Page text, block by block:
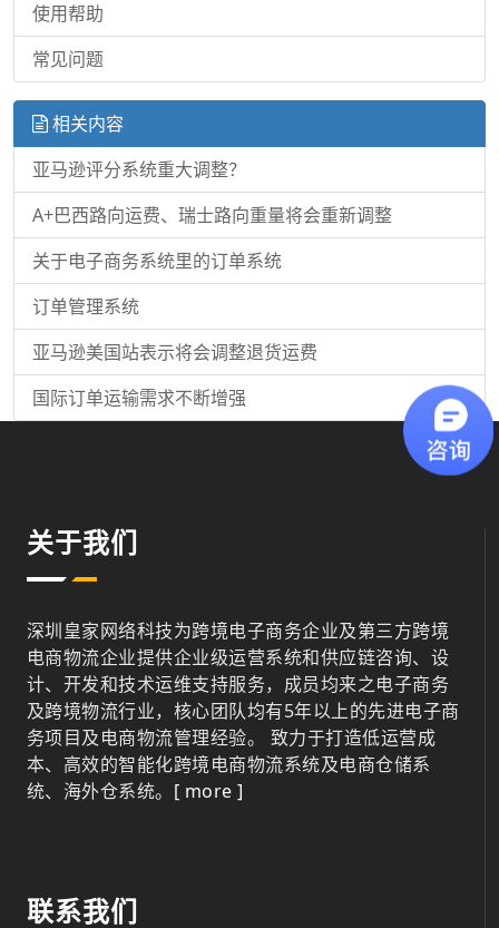
使用帮助
常见问题
相关内容
亚马逊评分系统重大调整？
A+巴西路向运费、瑞士路向重量将会重新调整
关于电子商务系统里的订单系统
订单管理系统
亚马逊美国站表示将会调整退货运费
国际订单运输需求不断增强
关于我们
深圳皇家网络科技为跨境电子商务企业及第三方跨境
电商物流企业提供企业级运营系统和供应链咨询、设
计、开发和技术运维支持服务，成员均来之电子商务
及跨境物流行业，核心团队均有5年以上的先进电子商
务项目及电商物流管理经验。 致力于打造低运营成
本、高效的智能化跨境电商物流系统及电商仓储系
统、海外仓系统。 [ more ]
联系我们